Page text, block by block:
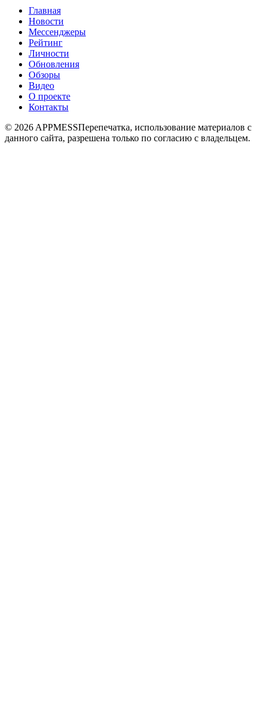
Главная
Новости
Мессенджеры
Рейтинг
Личности
Обновления
Обзоры
Видео
О проекте
Контакты
© 2026 APPMESSПерепечатка, использование материалов с
данного сайта, разрешена только по согласию с владельцем.